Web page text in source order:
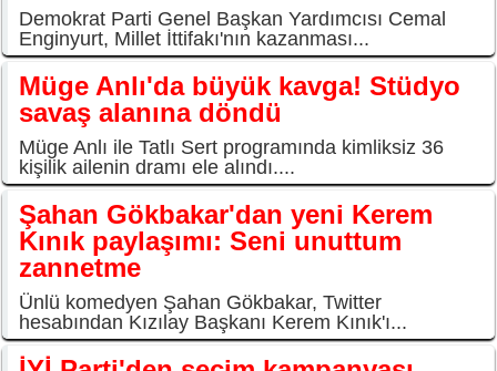
Demokrat Parti Genel Başkan Yardımcısı Cemal
Enginyurt, Millet İttifakı'nın kazanması...
Müge Anlı'da büyük kavga! Stüdyo
savaş alanına döndü
Müge Anlı ile Tatlı Sert programında kimliksiz 36
kişilik ailenin dramı ele alındı....
Şahan Gökbakar'dan yeni Kerem
Kınık paylaşımı: Seni unuttum
zannetme
Ünlü komedyen Şahan Gökbakar, Twitter
hesabından Kızılay Başkanı Kerem Kınık'ı...